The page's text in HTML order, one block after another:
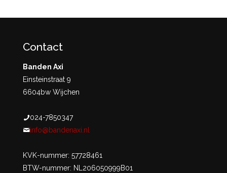
Contact
Banden Axi
Einsteinstraat 9
6604bw Wijchen
024-7850347
info@bandenaxi.nl
KVK-nummer: 57728461
BTW-nummer: NL206050999B01